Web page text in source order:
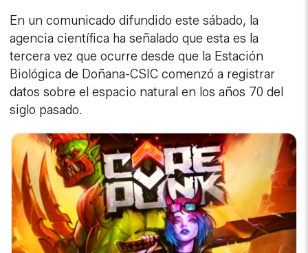
En un comunicado difundido este sábado, la
agencia científica ha señalado que esta es la
tercera vez que ocurre desde que la Estación
Biológica de Doñana-CSIC comenzó a registrar
datos sobre el espacio natural en los años 70 del
siglo pasado.